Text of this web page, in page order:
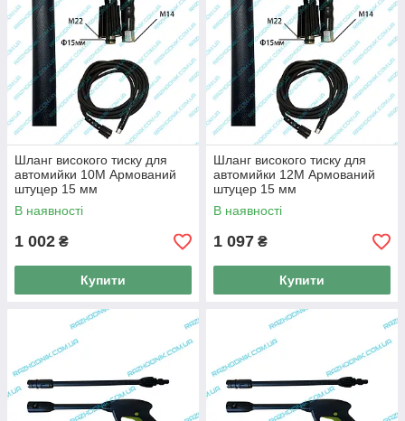
Шланг високого тиску для
автомийки 10M Армований
штуцер 15 мм
(Універсальний)
В наявності
1 002 ₴
Купити
Шланг високого тиску для
автомийки 12M Армований
штуцер 15 мм
(Універсальний)
В наявності
1 097 ₴
Купити